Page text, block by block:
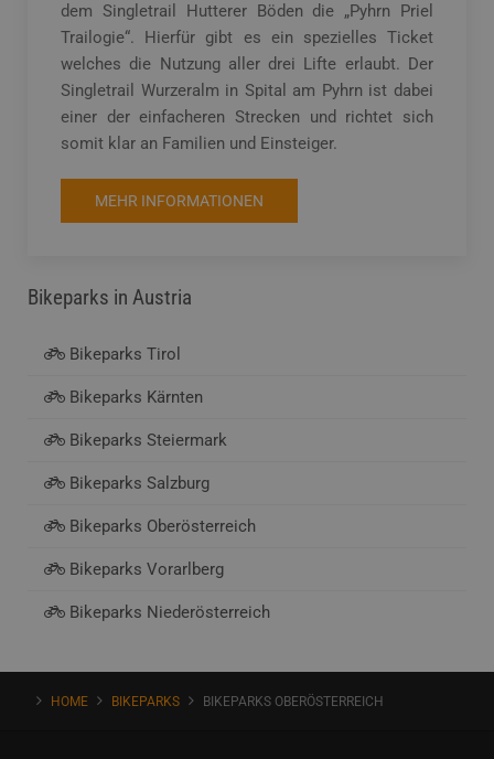
dem Singletrail Hutterer Böden die „Pyhrn Priel
Trailogie“. Hierfür gibt es ein spezielles Ticket
welches die Nutzung aller drei Lifte erlaubt. Der
Singletrail Wurzeralm in Spital am Pyhrn ist dabei
einer der einfacheren Strecken und richtet sich
somit klar an Familien und Einsteiger.
MEHR INFORMATIONEN
Bikeparks in Austria
Bikeparks Tirol
Bikeparks Kärnten
Bikeparks Steiermark
Bikeparks Salzburg
Bikeparks Oberösterreich
Bikeparks Vorarlberg
Bikeparks Niederösterreich
HOME BIKEPARKS BIKEPARKS OBERÖSTERREICH